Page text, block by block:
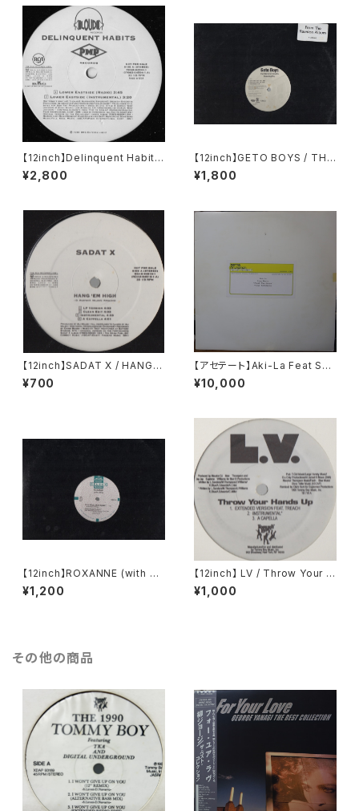
【12inch】Delinquent Habits
/ Lower Eastside
¥2,800
【12inch】GETO BOYS / THE
WORLD IS A GHETTO
¥1,800
【12inch】SADAT X / HANG 'E
M HIGH
¥700
【アセテート】Aki-La Feat Sno
op Dogg / Freak The Hous
e
¥10,000
【12inch】ROXANNE (with U
TFO) / THE REAL ROXANN
E
¥1,200
【12inch】 LV / Throw Your H
ands Up (Remixes)
¥1,000
その他の商品